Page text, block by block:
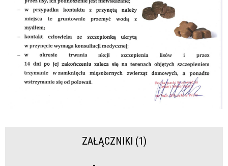
ZAŁĄCZNIKI (1)